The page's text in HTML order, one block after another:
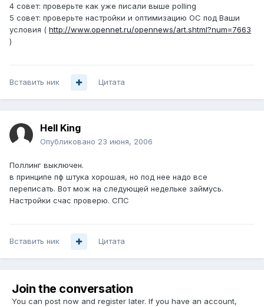
4 совет: проверьте как уже писали выше polling
5 совет: проверьте настройки и оптимизацию ОС под Ваши
условия ( http://www.opennet.ru/opennews/art.shtml?num=7663
)
Вставить ник Цитата
Hell King
Опубликовано 23 июня, 2006
Поллинг выключен.
в принципе пф штука хорошая, но под нее надо все
переписать. Вот мож на следующей недельке займусь.
Настройки счас проверю. СПС
Вставить ник Цитата
Join the conversation
You can post now and register later. If you have an account,